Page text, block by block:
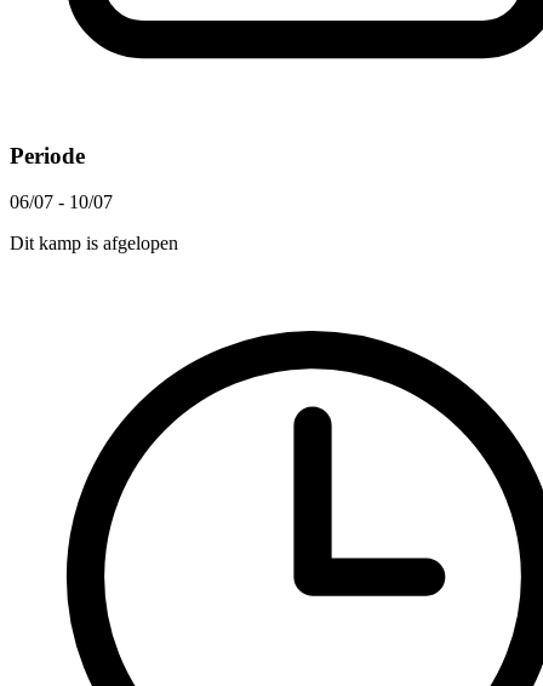
Periode
06/07 - 10/07
Dit kamp is afgelopen